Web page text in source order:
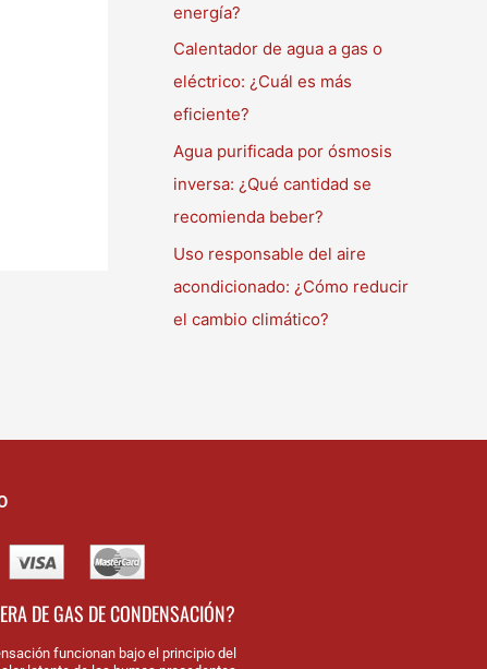
energía?
Calentador de agua a gas o
eléctrico: ¿Cuál es más
eficiente?
Agua purificada por ósmosis
inversa: ¿Qué cantidad se
recomienda beber?
Uso responsable del aire
acondicionado: ¿Cómo reducir
el cambio climático?
DE GAS DE CONDENSACIÓN?
funcionan bajo el principio del